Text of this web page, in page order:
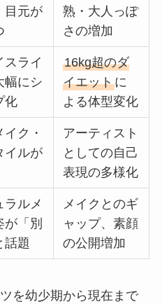
目元が
熟・大人っぽ
さの増加
スライ
幅にシ
化
16kg超のダ
イエットに
よる体型変化
ク・
イルが
アーティスト
としての自己
表現の多様化
ラルメ
が「別
話題
メイクとのギ
ャップ、素顔
の公開増加
を幼少期から現在まで